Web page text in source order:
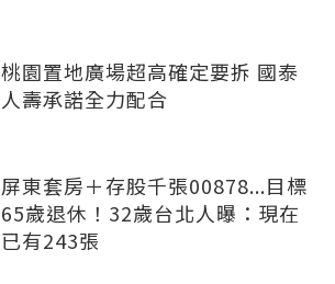
桃園置地廣場超高確定要拆 國泰
人壽承諾全力配合
屏東套房＋存股千張00878...目標
65歲退休！32歲台北人曝：現在
已有243張